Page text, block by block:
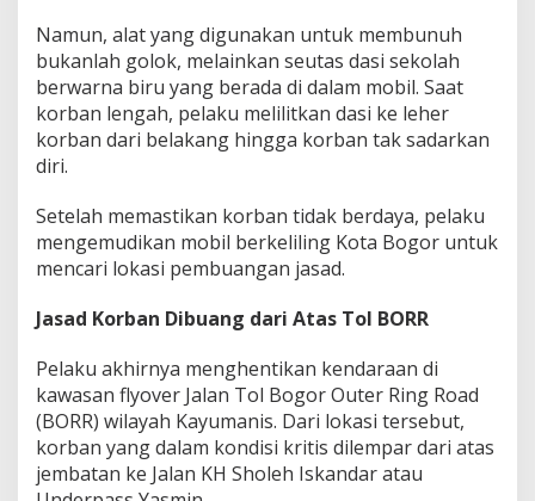
Namun, alat yang digunakan untuk membunuh
bukanlah golok, melainkan seutas dasi sekolah
berwarna biru yang berada di dalam mobil. Saat
korban lengah, pelaku melilitkan dasi ke leher
korban dari belakang hingga korban tak sadarkan
diri.
Setelah memastikan korban tidak berdaya, pelaku
mengemudikan mobil berkeliling Kota Bogor untuk
mencari lokasi pembuangan jasad.
Jasad Korban Dibuang dari Atas Tol BORR
Pelaku akhirnya menghentikan kendaraan di
kawasan flyover Jalan Tol Bogor Outer Ring Road
(BORR) wilayah Kayumanis. Dari lokasi tersebut,
korban yang dalam kondisi kritis dilempar dari atas
jembatan ke Jalan KH Sholeh Iskandar atau